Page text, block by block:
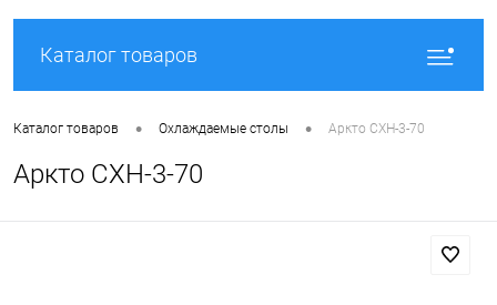
Каталог товаров
Каталог товаров • Охлаждаемые столы • Аркто СХН-3-70
Аркто СХН-3-70